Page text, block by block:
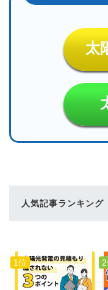
太
人気記事ランキング
1位